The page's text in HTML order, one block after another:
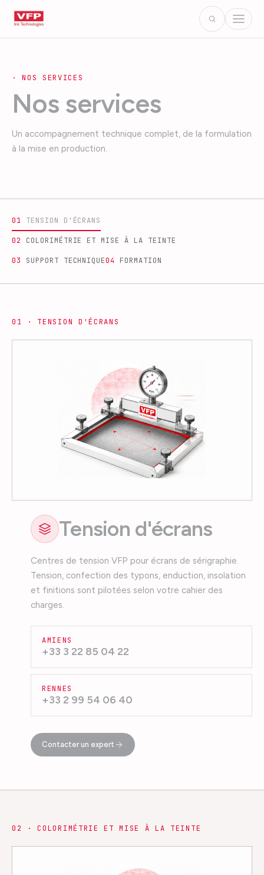
·NOS SERVICES
Nos services
Un accompagnement technique complet, de la formulation
à la mise en production.
01 TENSION D'ÉCRANS
02 COLORIMÉTRIE ET MISE À LA TEINTE
03 SUPPORT TECHNIQUE04 FORMATION
0 1 · TENSION D'ÉCRANS
Tension d'écrans
Centres de tension VFP pour écrans de sérigraphie.
Tension, confection des typons, enduction, insolation
et finitions sont pilotées selon votre cahier des
charges.
AMIENS
+33 3 22 85 04 22
RENNES
+33 2 99 54 06 40
Contacter un expert
0 2 ·COLORIMÉTRIE ET MISE À LA TEINTE